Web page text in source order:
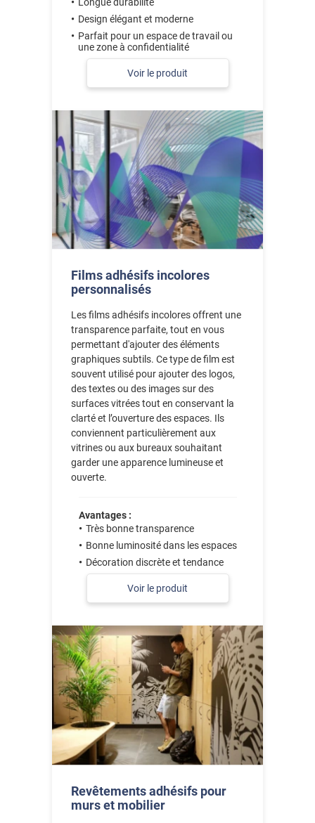
Design élégant et moderne
Parfait pour un espace de travail ou
une zone à confidentialité
Voir le produit
Films adhésifs incolores
personnalisés
Les films adhésifs incolores offrent une
transparence parfaite, tout en vous
permettant d'ajouter des éléments
graphiques subtils. Ce type de film est
souvent utilisé pour ajouter des logos,
des textes ou des images sur des
surfaces vitrées tout en conservant la
clarté et l’ouverture des espaces. Ils
conviennent particulièrement aux
vitrines ou aux bureaux souhaitant
garder une apparence lumineuse et
ouverte.
Avantages :
Très bonne transparence
Bonne luminosité dans les espaces
Décoration discrète et tendance
Voir le produit
Revêtements adhésifs pour
murs et mobilier